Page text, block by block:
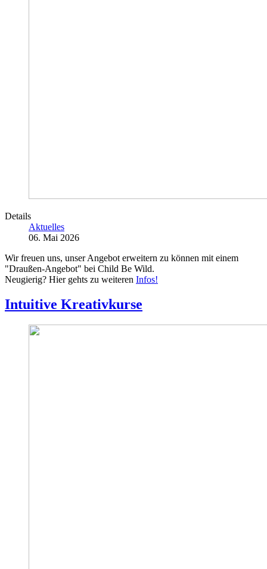
Details
Aktuelles
06. Mai 2026
Wir freuen uns, unser Angebot erweitern zu können mit einem
"Draußen-Angebot" bei Child Be Wild.
Neugierig? Hier gehts zu weiteren Infos!
Intuitive Kreativkurse